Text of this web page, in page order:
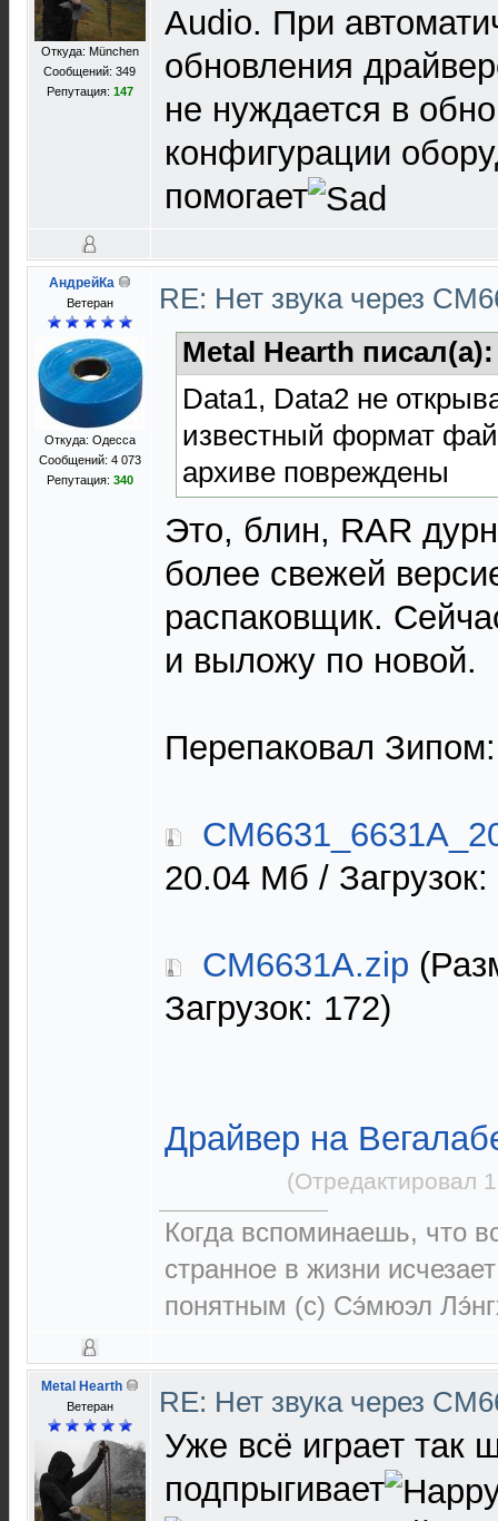
Откуда: München
Сообщений: 349
Репутация: 147
Audio. При
обновления
не нуждается в
конфигурации
помогает
АндрейКа
Ветеран
Откуда: Одесса
Сообщений: 4 073
Репутация: 340
RE: Нет звука через
Metal Hearth
Data1, Data2 не
известный формат
архиве повреждены
Это, блин, RAR
более свежей
распаковщик.
и выложу по новой.
Перепаковал Зипом:
20.04 Мб / Загрузок:
CM6631A.zip
Загрузок: 172)
Драйвер на
(Отредактировал
Когда вспоминаешь, что
странное в жизни
понятным (c) Сэ́мюэл
Metal Hearth
Ветеран RE: Нет звука через
Уже всё играет так
подпрыгивает